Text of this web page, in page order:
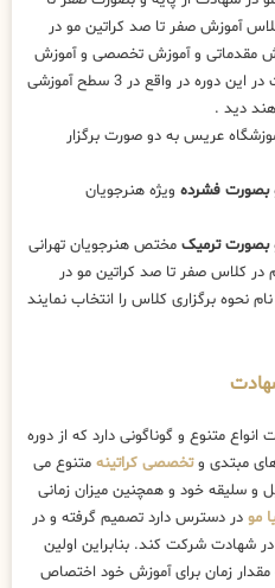
آموزش صفر تا صد کراتین مو در
مقدماتی و آموزش تخصصی و آموزش
تکمیلی میشود که متقاضیان با شرکت در این دوره در واقع در 3 سطح آموزشی
دید .
عریس به دو صورت برگزار
بصورت فشرده ویژه هنرجویان
بصورت ترمیک مختص هنرجویان تهرانی
کلاس صفر تا صد کراتین مو در
نحوه برگزاری کلاس را انتخاب نمایند
متنوع و گوناگونی دارد که از دوره
مبتدی وتخصصی کراتینه متنوع می
و سلیقه خود و همچنین میزان زمانی
مو در دسترس دارد تصمیم گرفته و در
شهادت شرکت کند. بنابراین اولین
زمان برای آموزش خود اختصاص